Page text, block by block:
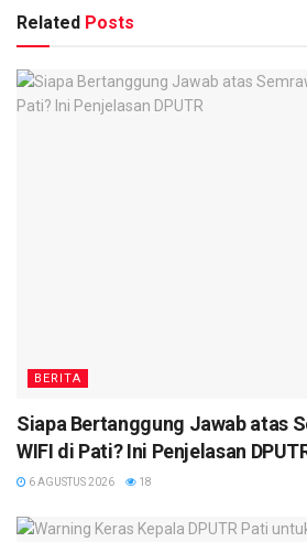
Related Posts
BERITA
Siapa Bertanggung Jawab atas
WIFI di Pati? Ini Penjelasan
6 AGUSTUS 2026 18